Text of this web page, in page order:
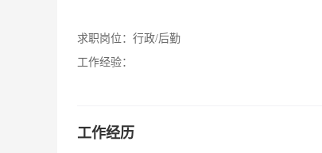
求职岗位： 行政/后勤
工作经验：
工作经历